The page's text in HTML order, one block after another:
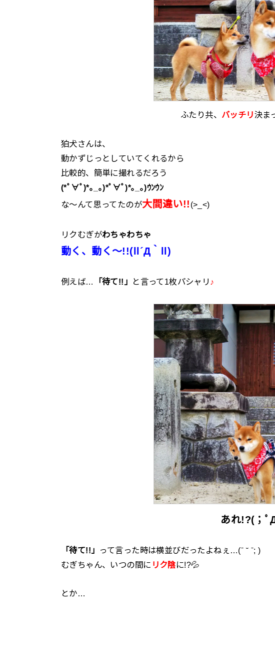
ふたり共、 バッチリ決ま
狛犬さんは、
動かずじっとしていてくれるから
比較的、簡単に撮れるだろう
(*ﾟ∀ﾟ)*｡_｡)*ﾟ∀ﾟ)*｡_｡)ｳﾝｳﾝ
な～んて思ってたのが大間違い!! (>_<)
リクむぎがわちゃわちゃ
動く、動く～!!(ll´Д｀ll)
例えば… 「待て!!」 と言って1枚パシャリ ♪
あれ!?(；ﾟ
「待て!!」
って言った時は横並びだったよねぇ…(ˉ ˘ ˉ; )
むぎちゃん、いつの間に リク陰に!?💦
とか…